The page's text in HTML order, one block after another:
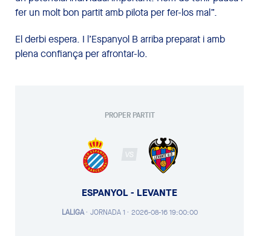
fer un molt bon partit amb pilota per fer-los mal”.
El derbi espera. I l’Espanyol B arriba preparat i amb
plena confiança per afrontar-lo.
PROPER PARTIT
VS
ESPANYOL - LEVANTE
LALIGA· JORNADA 1 · 2026-08-16 19:00:00